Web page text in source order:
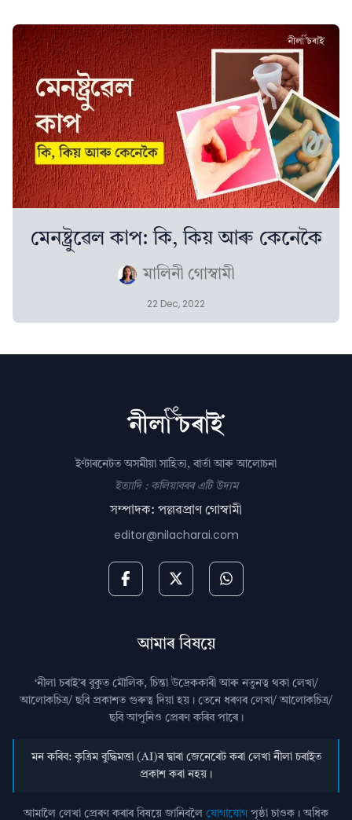
মেনষ্ট্ৰুৱেল কাপ: কি, কিয় আৰু কেনেকৈ
মালিনী গোস্বামী
22 Dec, 2022
ইণ্টাৰনেটত অসমীয়া সাহিত্য, বাৰ্তা আৰু আলোচনা
ইত্যাদি : কলিয়াবৰৰ এটি উদ্যম
সম্পাদক: পল্লৱপ্ৰাণ গোস্বামী
editor@nilacharai.com
আমাৰ বিষয়ে
‘নীলা চৰাই’ৰ বুকুত মৌলিক, চিন্তা উদ্রেককাৰী আৰু নতুনত্ব থকা লেখা/
আলোকচিত্ৰ/ ছবি প্রকাশত গুৰুত্ব দিয়া হয়। তেনে ধৰণৰ লেখা/ আলোকচিত্ৰ/
ছবি আপুনিও প্রেৰণ কৰিব পাৰে।
মন কৰিব: কৃত্ৰিম বুদ্ধিমত্তা (AI)ৰ দ্বাৰা জেনেৰেট কৰা লেখা নীলা চৰাইত
প্ৰকাশ কৰা নহয়।
আমালৈ লেখা প্ৰেৰণ কৰাৰ বিষয়ে জানিবলৈ যোগাযোগ পৃষ্ঠা চাওক। অধিক